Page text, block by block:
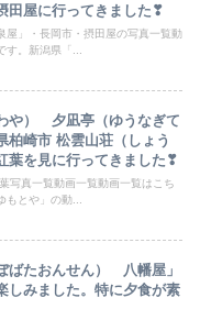
田屋に行ってきました❣
屋」・長岡市・摂田屋の写真一覧動
。新潟県「...
や） 夕凪亭（ゆうなぎて
柏崎市 松雲山荘（しょう
葉を見に行ってきました❣
写真一覧動画一覧動画一覧はこち
とや」の動...
ばたおんせん） 八幡屋」
しみました。特に夕食が素